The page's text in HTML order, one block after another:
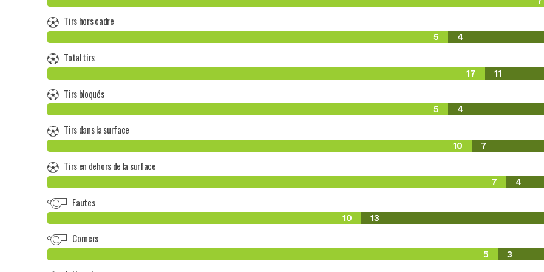
Tirs hors cadre
5 4
Total tirs
17 11
Tirs bloqués
5 4
Tirs dans la surface
10 7
Tirs en dehors de la surface
7 4
Fautes
10 13
Corners
5 3